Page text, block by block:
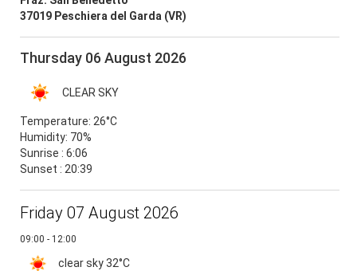
37019 Peschiera del Garda (VR)
Thursday 06 August 2026
CLEAR SKY
Temperature: 26°C
Humidity: 70%
Sunrise : 6:06
Sunset : 20:39
Friday 07 August 2026
09:00 - 12:00
clear sky32°C